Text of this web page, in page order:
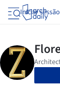
Iniciar sessão